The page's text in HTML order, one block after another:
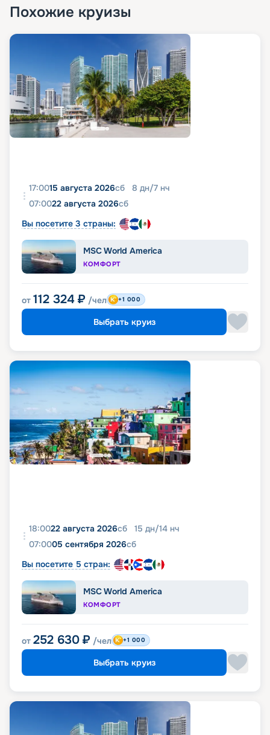
Похожие круизы
17:0015 августа 2026сб 8 дн/7 нч
07:0022 августа 2026сб
Вы посетите 3 страны:
MSC World America
КОМФОРТ
от 112 324 ₽ /чел +1 000
Выбрать круиз
18:0022 августа 2026сб 15 дн/14 нч
07:0005 сентября 2026сб
Вы посетите 5 стран:
MSC World America
КОМФОРТ
от 252 630 ₽ /чел +1 000
Выбрать круиз